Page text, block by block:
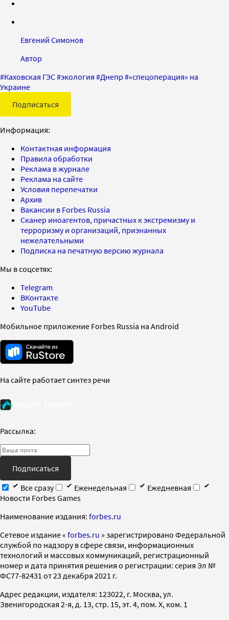
Евгений Симонов
Автор
#Каховская ГЭС#экология #Днепр #«спецоперация» на
Украине
Подписаться
Информация:
Контактная информация
Правила обработки
Реклама в журнале
Реклама на сайте
Условия перепечатки
Архив
Вакансии в Forbes Russia
Сканер иноагентов, причастных к экстремизму и
терроризму и организаций, признанных
нежелательными
Подписка на печатную версию журнала
Мы в соцсетях:
Telegram
ВКонтакте
YouTube
Мобильное приложение Forbes Russia на Android
На сайте работает синтез речи
Рассылка:
Подписаться
Все сразу
Еженедельная
Ежедневная
Новости Forbes Games
Наименование издания: forbes.ru
Cетевое издание « forbes.ru » зарегистрировано Федеральной
службой по надзору в сфере связи, информационных
технологий и массовых коммуникаций, регистрационный
номер и дата принятия решения о регистрации: серия Эл №
ФС77-82431 от 23 декабря 2021 г.
Адрес редакции, издателя: 123022, г. Москва, ул.
Звенигородская 2-я, д. 13, стр. 15, эт. 4, пом. X, ком. 1